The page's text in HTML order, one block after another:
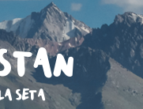
Seta